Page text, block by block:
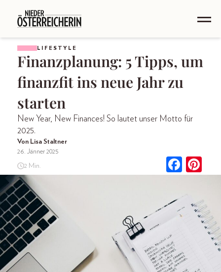
LIFESTYLE
Finanzplanung: 5 Tipps, um
finanzfit ins neue Jahr zu
starten
New Year, New Finances! So lautet unser Motto für
2025.
Von Lisa Staltner
26. Jänner 2025
2 Min.